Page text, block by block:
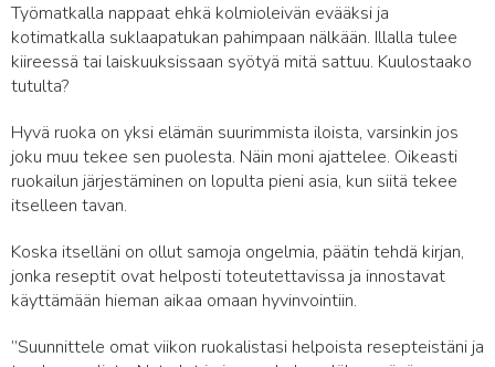
Työmatkalla nappaat ehkä kolmioleivän evääksi ja
kotimatkalla suklaapatukan pahimpaan nälkään. Illalla tulee
kiireessä tai laiskuuksissaan syötyä mitä sattuu. Kuulostaako
tutulta?
Hyvä ruoka on yksi elämän suurimmista iloista, varsinkin jos
joku muu tekee sen puolesta. Näin moni ajattelee. Oikeasti
ruokailun järjestäminen on lopulta pieni asia, kun siitä tekee
itselleen tavan.
Koska itselläni on ollut samoja ongelmia, päätin tehdä kirjan,
jonka reseptit ovat helposti toteutettavissa ja innostavat
käyttämään hieman aikaa omaan hyvinvointiin.
”Suunnittele omat viikon ruokalistasi helpoista resepteistäni ja